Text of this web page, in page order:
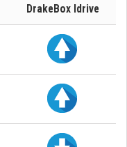
DrakeBox Idrive